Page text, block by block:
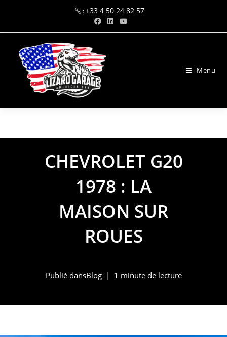
:+33 4 50 24 82 57
Menu
CHEVROLET G20
1978 : LA
MAISON SUR
ROUES
Publié dansBlog 1 minute de lecture